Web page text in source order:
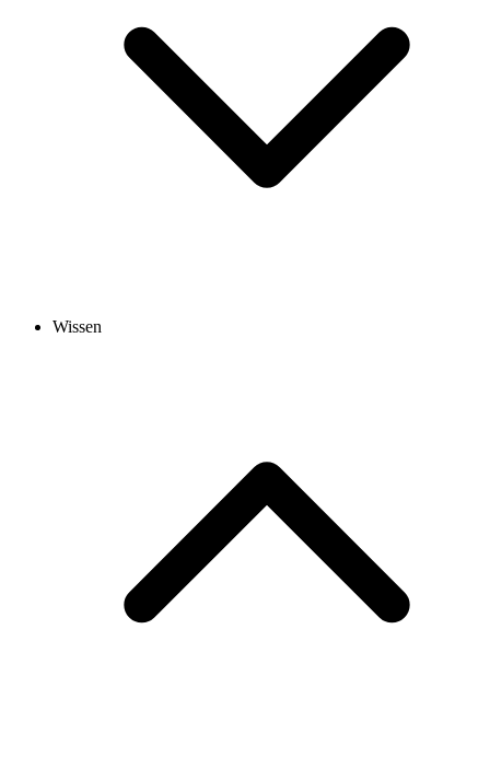
Wissen